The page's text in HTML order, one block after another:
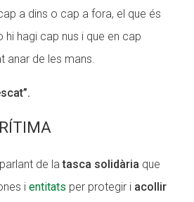
a dins o cap a fora, el que és
hi hagi cap nus i que en cap
anar de les mans.
de latasca solidària que
i entitats per protegir i acollir